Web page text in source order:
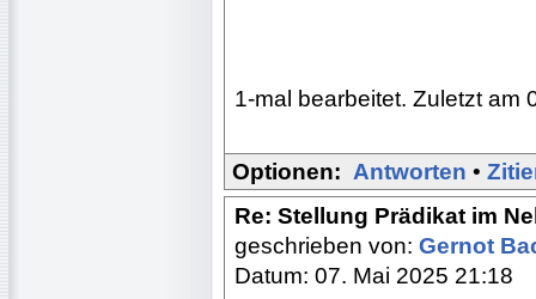
1-mal bearbeitet. Zuletzt am
Optionen: Antworten •
Re: Stellung Prädikat im
geschrieben von: Gernot
Datum: 07. Mai 2025 21:18